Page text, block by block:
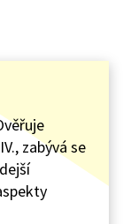
zabývá se